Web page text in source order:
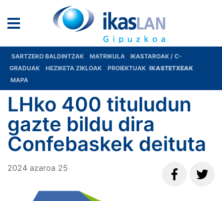
SARTZEKO BALDINTZAK MATRIKULA
IKASTAROAK / C-
GRADUAK
HEZIKETA ZIKLOAK PROIEKTUAK IKASTETXEAK
MAPA
LHko 400 tituludun
gazte bildu dira
Confebaskek deituta
2024 azaroa 25